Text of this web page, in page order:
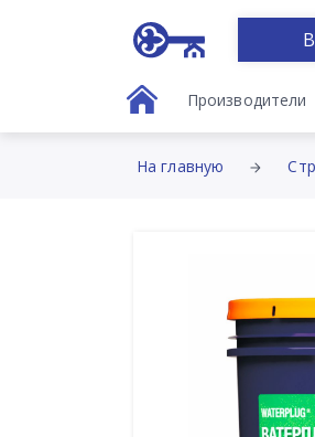
Производители
На главную